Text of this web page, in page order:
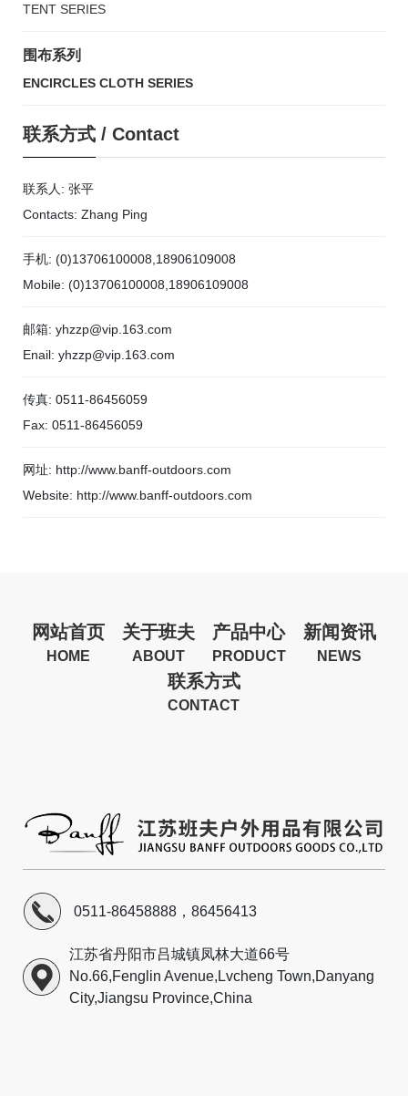
TENT SERIES
围布系列
ENCIRCLES CLOTH SERIES
联系方式 / Contact
联系人: 张平
Contacts: Zhang Ping
手机: (0)13706100008,18906109008
Mobile: (0)13706100008,18906109008
邮箱: yhzzp@vip.163.com
Enail: yhzzp@vip.163.com
传真: 0511-86456059
Fax: 0511-86456059
网址: http://www.banff-outdoors.com
Website: http://www.banff-outdoors.com
网站首页
HOME
关于班夫
ABOUT
产品中心
PRODUCT
新闻资讯
NEWS
联系方式
CONTACT
0511-86458888，86456413
江苏省丹阳市吕城镇凤林大道66号
No.66,Fenglin Avenue,Lvcheng Town,Danyang
City,Jiangsu Province,China